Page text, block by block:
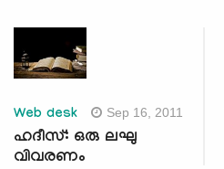
Web desk Sep 16, 2011
ഹദീസ്: ഒരു ലഘു
വിവരണം